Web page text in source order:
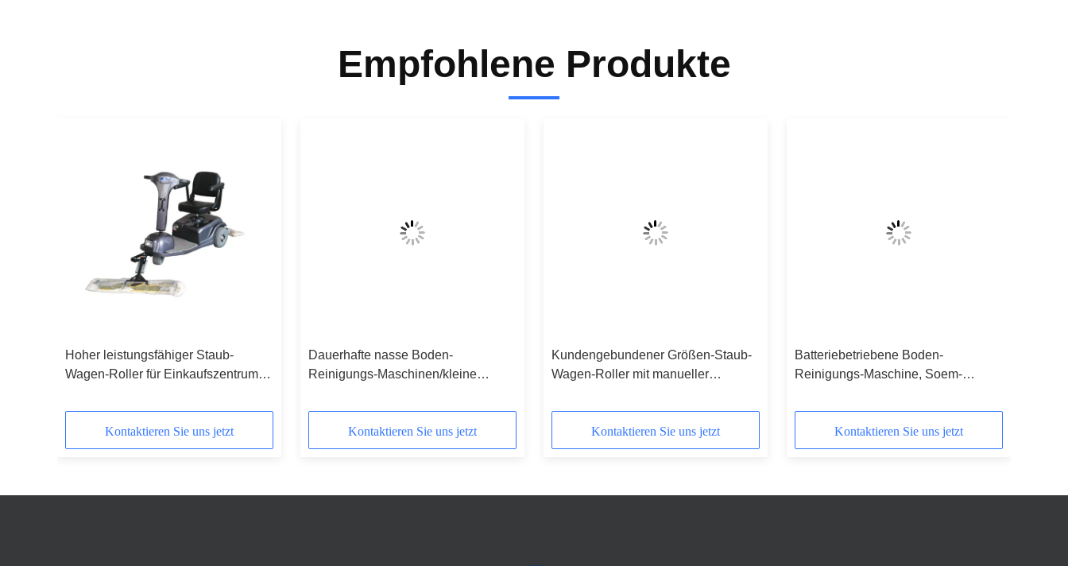
Empfohlene Produkte
Hoher leistungsfähiger Staub-
Wagen-Roller für Einkaufszentrum,
Kontaktieren Sie uns jetzt
Dauerhafte nasse Boden-
Reinigungs-Maschinen/kleine
Kontaktieren Sie uns jetzt
Kundengebundener Größen-Staub-
Wagen-Roller mit manueller
Kontaktieren Sie uns jetzt
Batteriebetriebene Boden-
Reinigungs-Maschine, Soem-
Kontaktieren Sie uns jetzt